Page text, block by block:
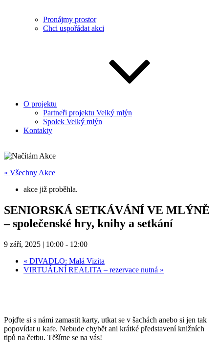
Pronájmy prostor
Chci uspořádat akci
O projektu
Partneři projektu Velký mlýn
Spolek Velký mlýn
Kontakty
« Všechny Akce
akce již proběhla.
SENIORSKÁ SETKÁVÁNÍ VE MLÝNĚ
– společenské hry, knihy a setkání
9 září, 2025 | 10:00 - 12:00
« DIVADLO: Malá Vizita
VIRTUÁLNÍ REALITA – rezervace nutná »
Pojďte si s námi zamastit karty, utkat se v šachách anebo si jen tak
popovídat u kafe. Nebude chybět ani krátké představení knižních
tipů na četbu. Těšíme se na vás!